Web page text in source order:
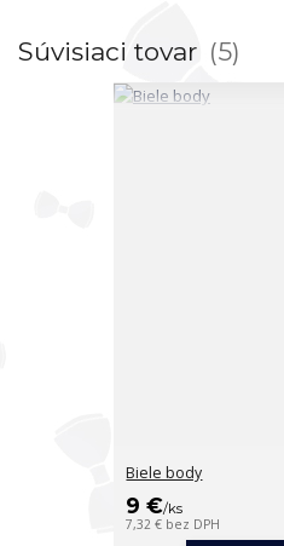
Súvisiaci tovar 5
Biele body
9 €/ks
7,32 € bez DPH